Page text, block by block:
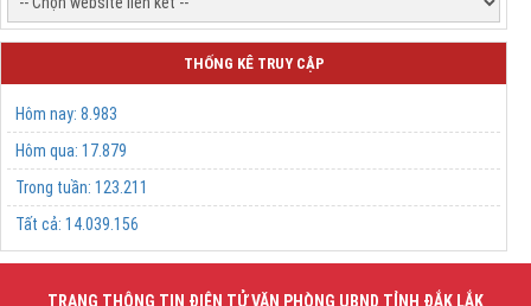
THỐNG KÊ TRUY CẬP
Hôm nay: 8.983
Hôm qua: 17.879
Trong tuần: 123.211
Tất cả: 14.039.156
TRANG THÔNG TIN ĐIỆN TỬ VĂN PHÒNG UBND TỈNH ĐẮK LẮK